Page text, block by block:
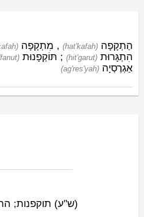
(hat'kafah) הַתְקָפָה , מִתְקָפָה
(hit'garut) הִתְגָּרוּת ; תּוֹקְפָנוּת
(ag'res'yah) אַגְרֶסְיָה
(ש"ע) תוקפנות;